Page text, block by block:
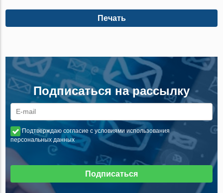
Печать
Подписаться на рассылку
Подтверждаю согласие с условиями использования
персональных данных
Подписаться